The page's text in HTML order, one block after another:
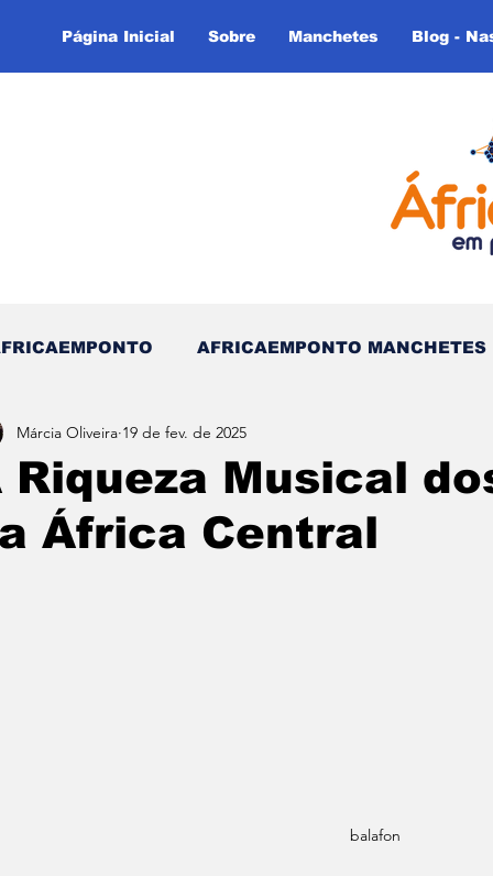
Página Inicial Sobre Manchetes Blog -
AFRICAEMPONTO MANCHETES
do Tempo - (Blog) Nas linhas do Tempo (Blog -
Riqueza Musical
África Central
Márcia Oliveira 19 de fev. de 2025
balafon